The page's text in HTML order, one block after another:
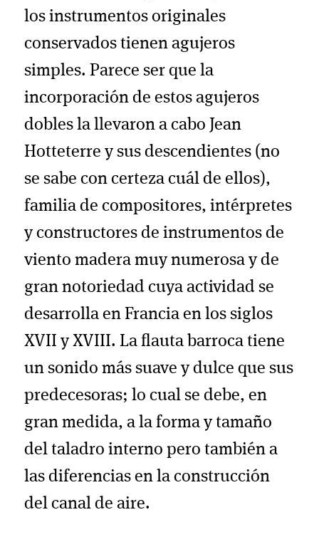
los instrumentos originales
conservados tienen agujeros
simples. Parece ser que la
incorporación de estos agujeros
dobles la llevaron a cabo Jean
Hotteterre y sus descendientes (no
se sabe con certeza cuál de ellos),
familia de compositores, intérpretes
y constructores de instrumentos de
viento madera muy numerosa y de
gran notoriedad cuya actividad se
desarrolla en Francia en los siglos
XVII y XVIII. La flauta barroca tiene
un sonido más suave y dulce que sus
predecesoras; lo cual se debe, en
gran medida, a la forma y tamaño
del taladro interno pero también a
las diferencias en la construcción
del canal de aire.